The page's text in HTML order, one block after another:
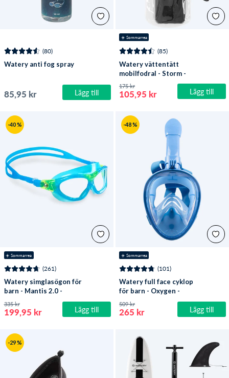
Lägg till
(80)
Watery anti fog spray
85,95 kr
☀️ Sommarrea
Lägg till
(85)
Watery vättentätt
mobilfodral - Storm -
Svart
105,95 kr
175 kr
-40 %
☀️ Sommarrea
Lägg till
(261)
Watery simglasögon för
barn - Mantis 2.0 -
Atlantic Blå/klar
199,95 kr
335 kr
-48 %
☀️ Sommarrea
Lägg till
(101)
Watery full face cyklop
för barn - Oxygen -
Atlantic Blue
265 kr
509 kr
-29 %